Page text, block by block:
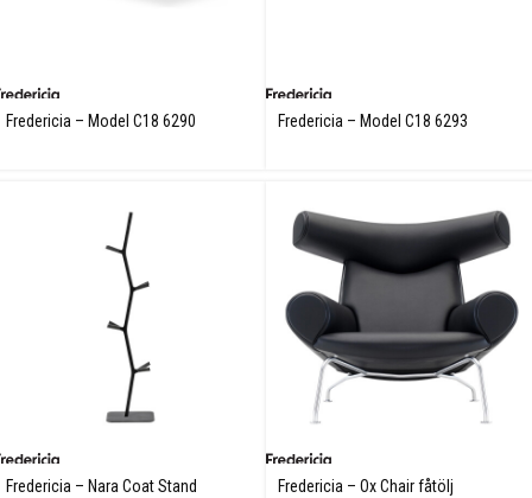
Fredericia – Model C18 6290
Fredericia – Model C18 6293
Fredericia – Nara Coat Stand Fredericia – Ox Chair fåtölj